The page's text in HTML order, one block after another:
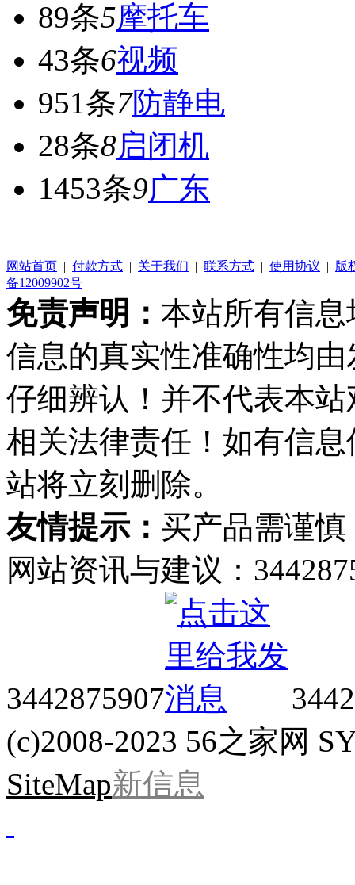
89条5摩托车
43条6视频
951条7防静电
28条8启闭机
1453条9广东
网站首页 | 付款方式 | 关于我们 | 联系方式 | 使用协议 | 版
备12009902号
免责声明： 本站所有信
信息的真实性准确性均
仔细辨认！并不代表本站
相关法律责任！如有信
站将立刻删除。
友情提示： 买产品需谨慎
网站资讯与建议：
3442875907
(c)2008-2023 56之家网
SiteMap新信息